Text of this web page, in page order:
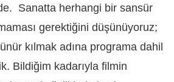
Sanatta herhangi bir sansür
gerektiğini düşünüyoruz;
kılmak adına programa dahil
Bildiğim kadarıyla filmin